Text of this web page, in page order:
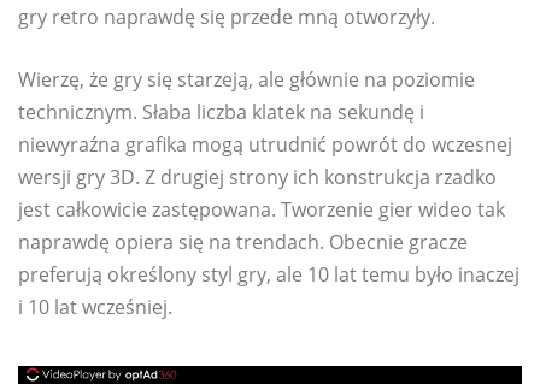
gry retro naprawdę się przede mną otworzyły.
Wierzę, że gry się starzeją, ale głównie na poziomie
technicznym. Słaba liczba klatek na sekundę i
niewyraźna grafika mogą utrudnić powrót do wczesnej
wersji gry 3D. Z drugiej strony ich konstrukcja rzadko
jest całkowicie zastępowana. Tworzenie gier wideo tak
naprawdę opiera się na trendach. Obecnie gracze
preferują określony styl gry, ale 10 lat temu było inaczej
i 10 lat wcześniej.